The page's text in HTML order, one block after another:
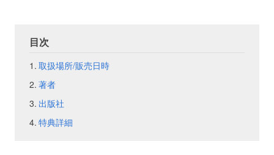
目次
取扱場所/販売日時
著者
出版社
特典詳細
フェア
会社概要
お問い合わせ